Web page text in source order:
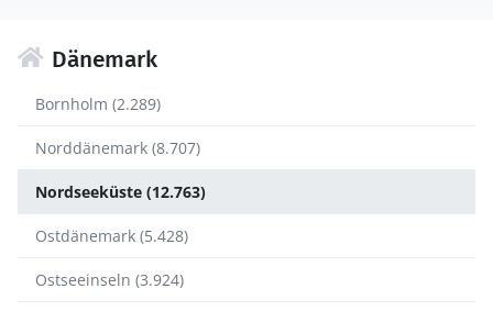
Dänemark
Bornholm (2.289)
Norddänemark (8.707)
Nordseeküste (12.763)
Ostdänemark (5.428)
Ostseeinseln (3.924)